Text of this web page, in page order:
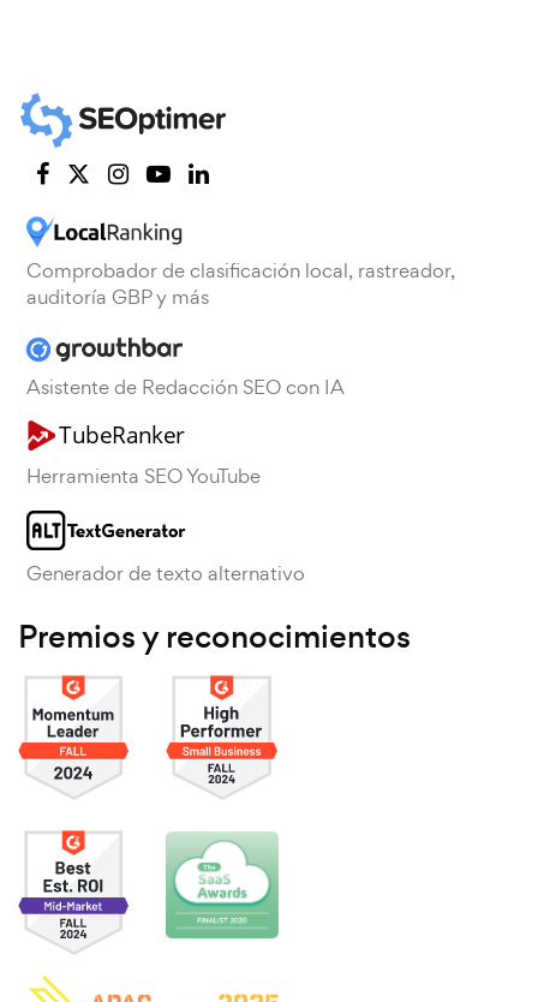
Comprobador de clasificación local, rastreador,
auditoría GBP y más
Asistente de Redacción SEO con IA
Herramienta SEO YouTube
Generador de texto alternativo
Premios y reconocimientos